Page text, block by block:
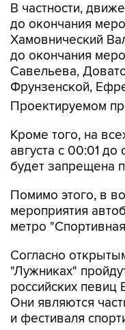
В частности,
до окончания
Хамовнический
до окончания
Савельева,
Фрунзенской,
Проектируемом
Кроме того, на
августа с 00:01
будет запрещена
Помимо этого, в
мероприятия
метро
Согласно
"Лужниках"
российских
Они являются
и фестиваля